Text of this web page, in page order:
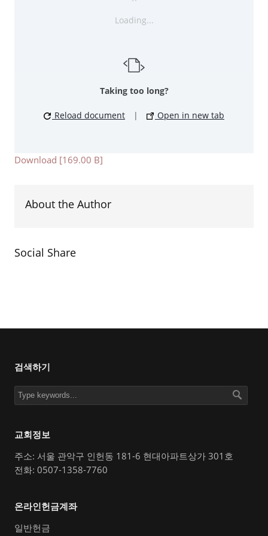
Loading...
Taking too long?
Reload document | Open in new tab
Download [169.00 B]
About the Author
Social Share
검색하기
교회정보
주소: 서울 관악구 인헌동 181-6 현대아파트상가 301호
전화: 0507-1358-7760
온라인헌금계좌
일반헌금